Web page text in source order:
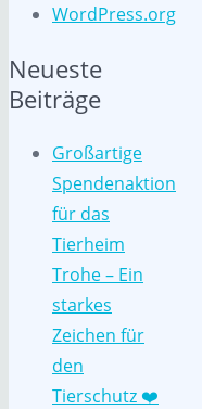
WordPress.org
Neueste
Beiträge
Großartige
Spendenaktion
für das
Tierheim
Trohe – Ein
starkes
Zeichen für
den
Tierschutz ❤️